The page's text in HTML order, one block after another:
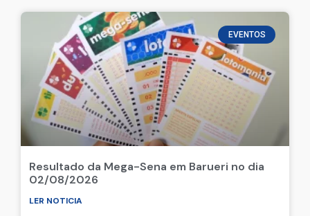
EVENTOS
Resultado da Mega-Sena em Barueri no dia
02/08/2026
LER NOTICIA